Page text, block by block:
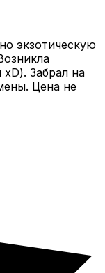
экзотическую
Забрал на
Цена не